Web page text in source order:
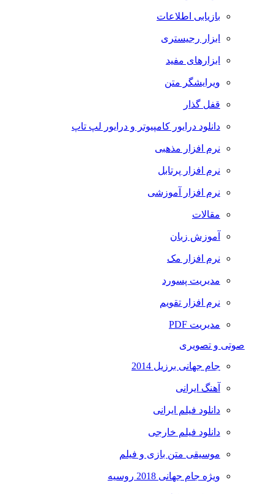
بازیابی اطلاعات
ابزار رجیستری
ابزارهای مفید
ویرایشگر متن
قفل گذار
دانلود درایور کامپیوتر و درایور لپ تاپ
نرم افزار مذهبی
نرم افزار پرتابل
نرم افزار آموزشی
مقالات
آموزش زبان
نرم افزار مک
مدیریت پسورد
نرم افزار تقویم
مدیریت PDF
صوتی و تصویری
جام جهانی برزیل 2014
آهنگ ایرانی
دانلود فیلم ایرانی
دانلود فیلم خارجی
موسیقی متن بازی و فیلم
ویژه جام جهانی 2018 روسیه